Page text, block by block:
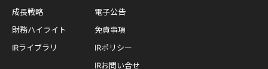
成長戦略
財務ハイライト
IRライブラリ
電子公告
免責事項
IRポリシー
IRお問い合せ